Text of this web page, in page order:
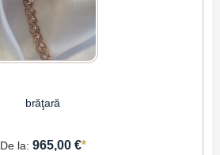
brăţară
De la: 965,00 €*